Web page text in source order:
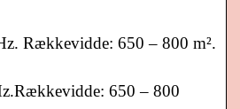
Rækkevidde: 650 – 800 m².
650 – 800